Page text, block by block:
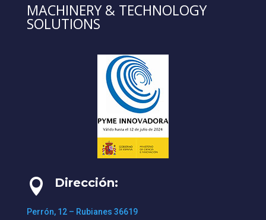
MACHINERY & TECHNOLOGY
SOLUTIONS
 Dirección:
Perrón, 12 – Rubianes 36619